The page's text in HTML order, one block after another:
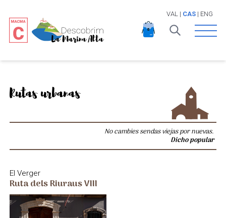
VAL | CAS| ENG
Open
Rutas urbanas
No cambies sendas viejas por nuevas.
Dicho popular
El Verger
Ruta dels Riuraus VIII